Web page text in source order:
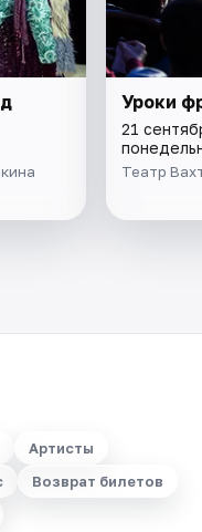
Уроки
21
Театр
Артисты
Возврат билетов